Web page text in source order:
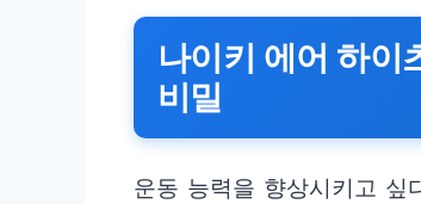
나이키 에어 하이
비밀
운동 능력을 향상시키고 싶